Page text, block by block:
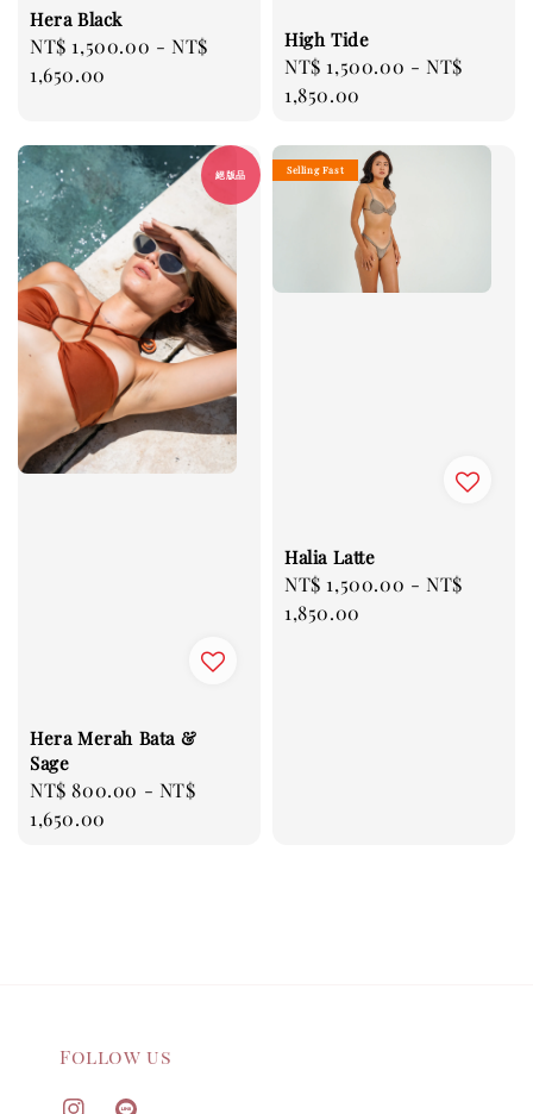
Hera Black
Regular
price
NT$ 1,500.00 -NT$
1,650.00
High Tide
Regular
price
NT$ 1,500.00 -NT$
1,850.00
絕版品
Hera Merah Bata &
Sage
Regular
price
NT$ 800.00 - NT$
1,650.00
Selling Fast
Halia Latte
Regular
price
NT$ 1,500.00 -NT$
1,850.00
Follow us